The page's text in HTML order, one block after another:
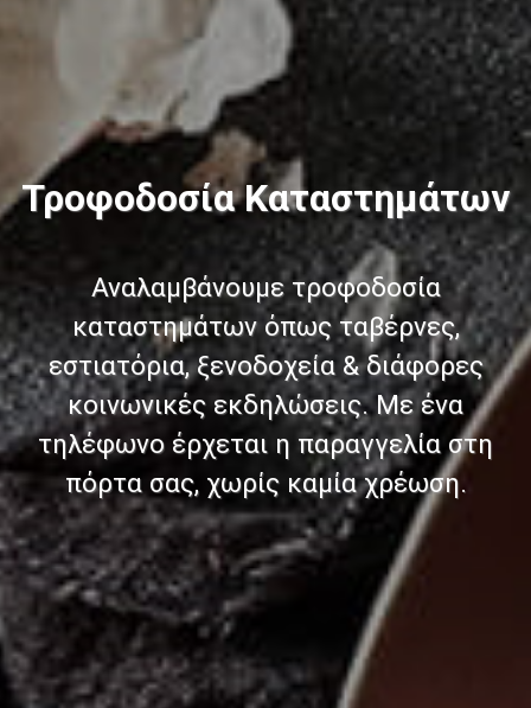
Τροφοδοσία Καταστημάτων
Αναλαμβάνουμε τροφοδοσία
καταστημάτων όπως ταβέρνες,
εστιατόρια, ξενοδοχεία & διάφορες
κοινωνικές εκδηλώσεις. Με ένα
τηλέφωνο έρχεται η παραγγελία στη
πόρτα σας, χωρίς καμία χρέωση.